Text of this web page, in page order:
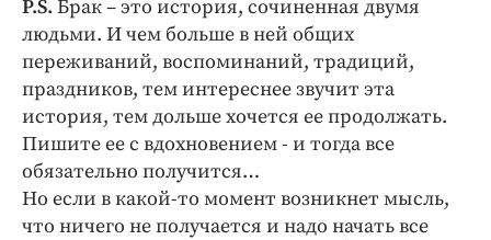
P.S. Брак – это история, сочиненная двумя
людьми. И чем больше в ней общих
переживаний, воспоминаний, традиций,
праздников, тем интереснее звучит эта
история, тем дольше хочется ее продолжать.
Пишите ее с вдохновением - и тогда все
обязательно получится…
Но если в какой-то момент возникнет мысль,
что ничего не получается и надо начать все